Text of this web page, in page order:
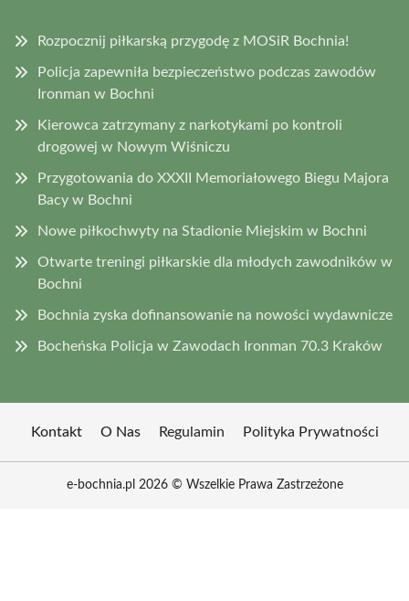
Rozpocznij piłkarską przygodę z MOSiR Bochnia!
Policja zapewniła bezpieczeństwo podczas zawodów
Ironman w Bochni
Kierowca zatrzymany z narkotykami po kontroli
drogowej w Nowym Wiśniczu
Przygotowania do XXXII Memoriałowego Biegu Majora
Bacy w Bochni
Nowe piłkochwyty na Stadionie Miejskim w Bochni
Otwarte treningi piłkarskie dla młodych zawodników w
Bochni
Bochnia zyska dofinansowanie na nowości wydawnicze
Bocheńska Policja w Zawodach Ironman 70.3 Kraków
Kontakt O Nas Regulamin Polityka Prywatności
e-bochnia.pl 2026 © Wszelkie Prawa Zastrzeżone